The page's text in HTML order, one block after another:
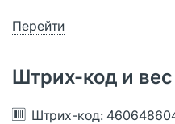
Перейти
Штрих-код и вес
Штрих-код: